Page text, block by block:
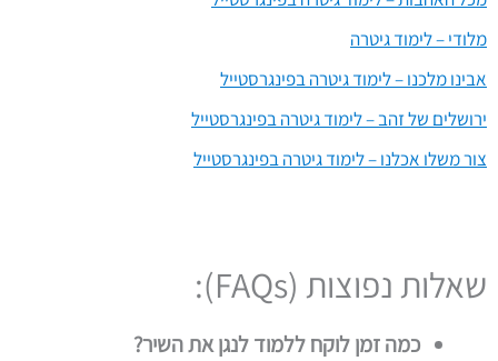
מלודי – לימוד גיטרה
אבינו מלכנו – לימוד גיטרה בפינגרסטייל
ירושלים של זהב – לימוד גיטרה בפינגרסטייל
צור משלו אכלנו – לימוד גיטרה בפינגרסטייל
שאלות נפוצות (FAQs):
כמה זמן לוקח ללמוד לנגן את השיר?